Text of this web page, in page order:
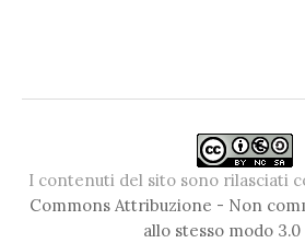
I contenuti del sito sono rilasciati
Commons Attribuzione - Non
allo stesso modo